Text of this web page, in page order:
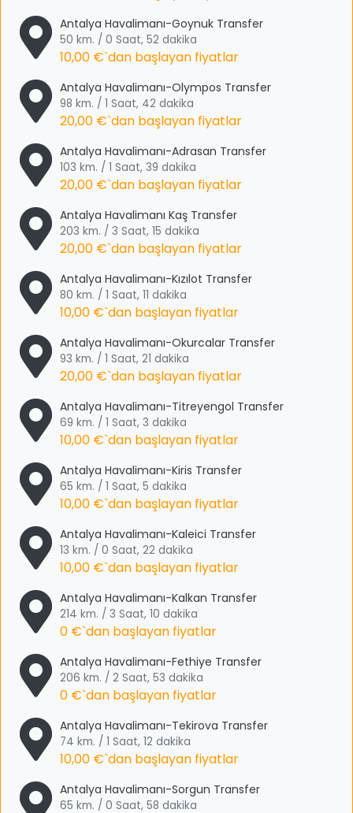
Antalya Havalimanı-Goynuk Transfer
50 km. / 0 Saat, 52 dakika
10,00 €`dan başlayan fiyatlar
Antalya Havalimanı-Olympos Transfer
98 km. / 1 Saat, 42 dakika
20,00 €`dan başlayan fiyatlar
Antalya Havalimanı-Adrasan Transfer
103 km. / 1 Saat, 39 dakika
20,00 €`dan başlayan fiyatlar
Antalya Havalimanı Kaş Transfer
203 km. / 3 Saat, 15 dakika
20,00 €`dan başlayan fiyatlar
Antalya Havalimanı-Kızılot Transfer
80 km. / 1 Saat, 11 dakika
10,00 €`dan başlayan fiyatlar
Antalya Havalimanı-Okurcalar Transfer
93 km. / 1 Saat, 21 dakika
20,00 €`dan başlayan fiyatlar
Antalya Havalimanı-Titreyengol Transfer
69 km. / 1 Saat, 3 dakika
10,00 €`dan başlayan fiyatlar
Antalya Havalimanı-Kiris Transfer
65 km. / 1 Saat, 5 dakika
10,00 €`dan başlayan fiyatlar
Antalya Havalimanı-Kaleici Transfer
13 km. / 0 Saat, 22 dakika
10,00 €`dan başlayan fiyatlar
Antalya Havalimanı-Kalkan Transfer
214 km. / 3 Saat, 10 dakika
0 €`dan başlayan fiyatlar
Antalya Havalimanı-Fethiye Transfer
206 km. / 2 Saat, 53 dakika
0 €`dan başlayan fiyatlar
Antalya Havalimanı-Tekirova Transfer
74 km. / 1 Saat, 12 dakika
10,00 €`dan başlayan fiyatlar
Antalya Havalimanı-Sorgun Transfer
65 km. / 0 Saat, 58 dakika